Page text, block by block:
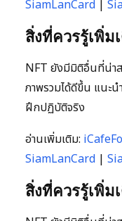
SiamLanCard |
สิ่งที่ควรรู้เพิ่ม
NFT ยังมีมิติอื่นที่น่าส
ภาพรวมได้ดีขึ้น แนะน
ฝึกปฏิบัติจริง
อ่านเพิ่มเติม:
SiamLanCard |
สิ่งที่ควรรู้เพิ่ม